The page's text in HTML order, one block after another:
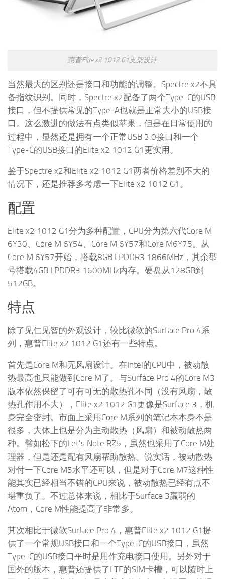
惠普Elite x2 1012 G1支架设计
当然最大的区别还是接口和功能的调整。Spectre x2不具
备指纹识别。同时，Spectre x2配备了两个Type-C的USB
接口，但不提供常见的Type-A也就是正常大小的USB接
口。这么激进的做法有点类似苹果，但是在日常使用的
过程中，显然还是拥有一个正常USB 3.0接口和一个
Type-C的USB接口的Elite x2 1012 G1更实用。
鉴于Spectre x2和Elite x2 1012 G1两者价格差别不大的
情况下，还是推荐多考虑一下Elite x2 1012 G1。
配置
Elite x2 1012 G1分为多种配置，CPU分为第六代Core M
6Y30、Core M 6Y54、Core M 6Y57和Core M6Y75。从
Core M 6Y57开始，搭载8GB LPDDR3 1866MHz，其余型
号搭载4GB LPDDR3 1600MHz内存。硬盘从128GB到
512GB。
特点
除了见仁见智的外观设计，较比微软的Surface Pro 4系
列，惠普Elite x2 1012 G1还有一些特点。
首先是Core M和无风扇设计。在Intel的CPU中，被动散
热最高也只能做到Core M了。与Surface Pro 4的Core M3
版本依然保留了可有可无的散热孔不同（没有风扇，散
热孔作用不大），Elite x2 1012 G1更像是Surface 3，机
身完全密封。市面上采用Core M系列的笔记本本身不是
很多，大体上也是分为主动散热（风扇）和被动散热两
种。譬如松下的Let’s Note RZ5，虽然也采用了Core M处
理器，但是还是配有风扇帮助散热。说实话，被动散热
对付一下Core M5水平还可以，但是对于Core M7这种性
能其实已经相当不错的CPU来说，被动散热已经有点不
堪重负了。不过总体来说，相比于Surface 3羸弱的
Atom，Core M性能提高了非常多。
其次相比于微软Surface Pro 4，惠普Elite x2 1012 G1提
供了一个常规USB接口和一个Type-C的USB接口，虽然
Type-C的USB接口平时是用作充电接口使用。另外对于
国外的版本，惠普还提供了LTE的SIM卡槽，可以随时上